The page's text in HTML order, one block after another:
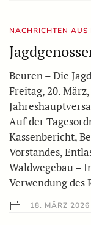
NACHRICHTEN AUS
Beuren – Die
Freitag, 20.
Auf der
Kassenbericht,
Vorstandes,
Waldwegebau –
Verwendung
18. MÄRZ 2026